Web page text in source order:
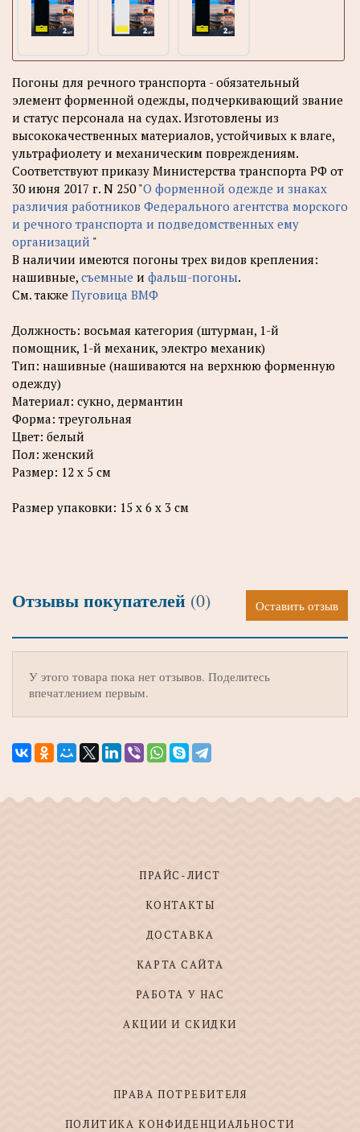
Погоны для речного транспорта - обязательный
элемент форменной одежды, подчеркивающий звание
и статус персонала на судах. Изготовлены из
высококачественных материалов, устойчивых к влаге,
ультрафиолету и механическим повреждениям.
Соответствуют приказу Министерства транспорта РФ от
30 июня 2017 г. N 250 "О форменной одежде и знаках
различия работников Федерального агентства морского
и речного транспорта и подведомственных ему
организаций "
В наличии имеются погоны трех видов крепления:
нашивные, съемные и фальш-погоны.
См. также Пуговица ВМФ
Должность: восьмая категория (штурман, 1-й
помощник, 1-й механик, электро механик)
Тип: нашивные (нашиваются на верхнюю форменную
одежду)
Материал: сукно, дермантин
Форма: треугольная
Цвет: белый
Пол: женский
Размер: 12 х 5 см
Размер упаковки: 15 х 6 х 3 см
Отзывы покупателей (0) Оставить отзыв
У этого товара пока нет отзывов. Поделитесь
впечатлением первым.
ПРАЙС-ЛИСТ
КОНТАКТЫ
ДОСТАВКА
КАРТА САЙТА
РАБОТА У НАС
АКЦИИ И СКИДКИ
ПРАВА ПОТРЕБИТЕЛЯ
ПОЛИТИКА КОНФИДЕНЦИАЛЬНОСТИ